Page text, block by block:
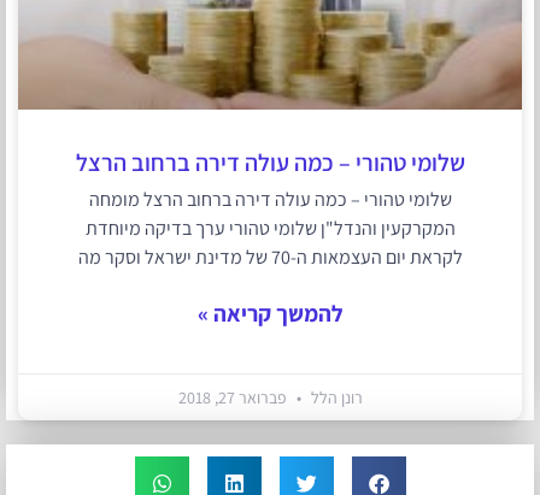
שלומי טהורי – כמה עולה דירה ברחוב הרצל
שלומי טהורי – כמה עולה דירה ברחוב הרצל מומחה
המקרקעין והנדל"ן שלומי טהורי ערך בדיקה מיוחדת
לקראת יום העצמאות ה-70 של מדינת ישראל וסקר מה
להמשך קריאה »
רונן הלל פברואר 27, 2018